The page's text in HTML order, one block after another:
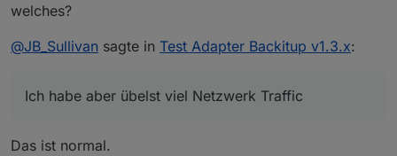
anderes drauf. (Win10 ist vor der Installation von
ioB naürlich auf den letzten Stand gebracht
welches?
@JB_Sullivan sagte in Test Adapter Backitup v1.3.x:
Ich habe aber übelst viel Netzwerk Traffic
Das ist normal.